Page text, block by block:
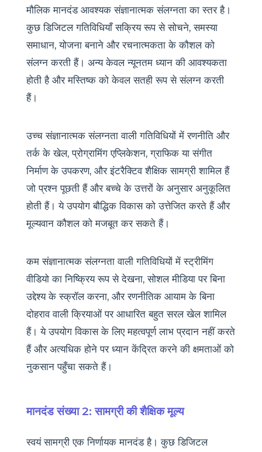
मौलिक मानदंड आवश्यक संज्ञानात्मक संलग्नता का स्तर है।
कुछ डिजिटल गतिविधियाँ सक्रिय रूप से सोचने, समस्या
समाधान, योजना बनाने और रचनात्मकता के कौशल को
संलग्न करती हैं। अन्य केवल न्यूनतम ध्यान की आवश्यकता
होती है और मस्तिष्क को केवल सतही रूप से संलग्न करती
हैं।
उच्च संज्ञानात्मक संलग्नता वाली गतिविधियों में रणनीति और
तर्क के खेल, प्रोग्रामिंग एप्लिकेशन, ग्राफिक या संगीत
निर्माण के उपकरण, और इंटरैक्टिव शैक्षिक सामग्री शामिल हैं
जो प्रश्न पूछती हैं और बच्चे के उत्तरों के अनुसार अनुकूलित
होती हैं। ये उपयोग बौद्धिक विकास को उत्तेजित करते हैं और
मूल्यवान कौशल को मजबूत कर सकते हैं।
कम संज्ञानात्मक संलग्नता वाली गतिविधियों में स्ट्रीमिंग
वीडियो का निष्क्रिय रूप से देखना, सोशल मीडिया पर बिना
उद्देश्य के स्क्रॉल करना, और रणनीतिक आयाम के बिना
दोहराव वाली क्रियाओं पर आधारित बहुत सरल खेल शामिल
हैं। ये उपयोग विकास के लिए महत्वपूर्ण लाभ प्रदान नहीं करते
हैं और अत्यधिक होने पर ध्यान केंद्रित करने की क्षमताओं को
नुकसान पहुँचा सकते हैं।
मानदंड संख्या 2: सामग्री की शैक्षिक मूल्य
स्वयं सामग्री एक निर्णायक मानदंड है। कुछ डिजिटल